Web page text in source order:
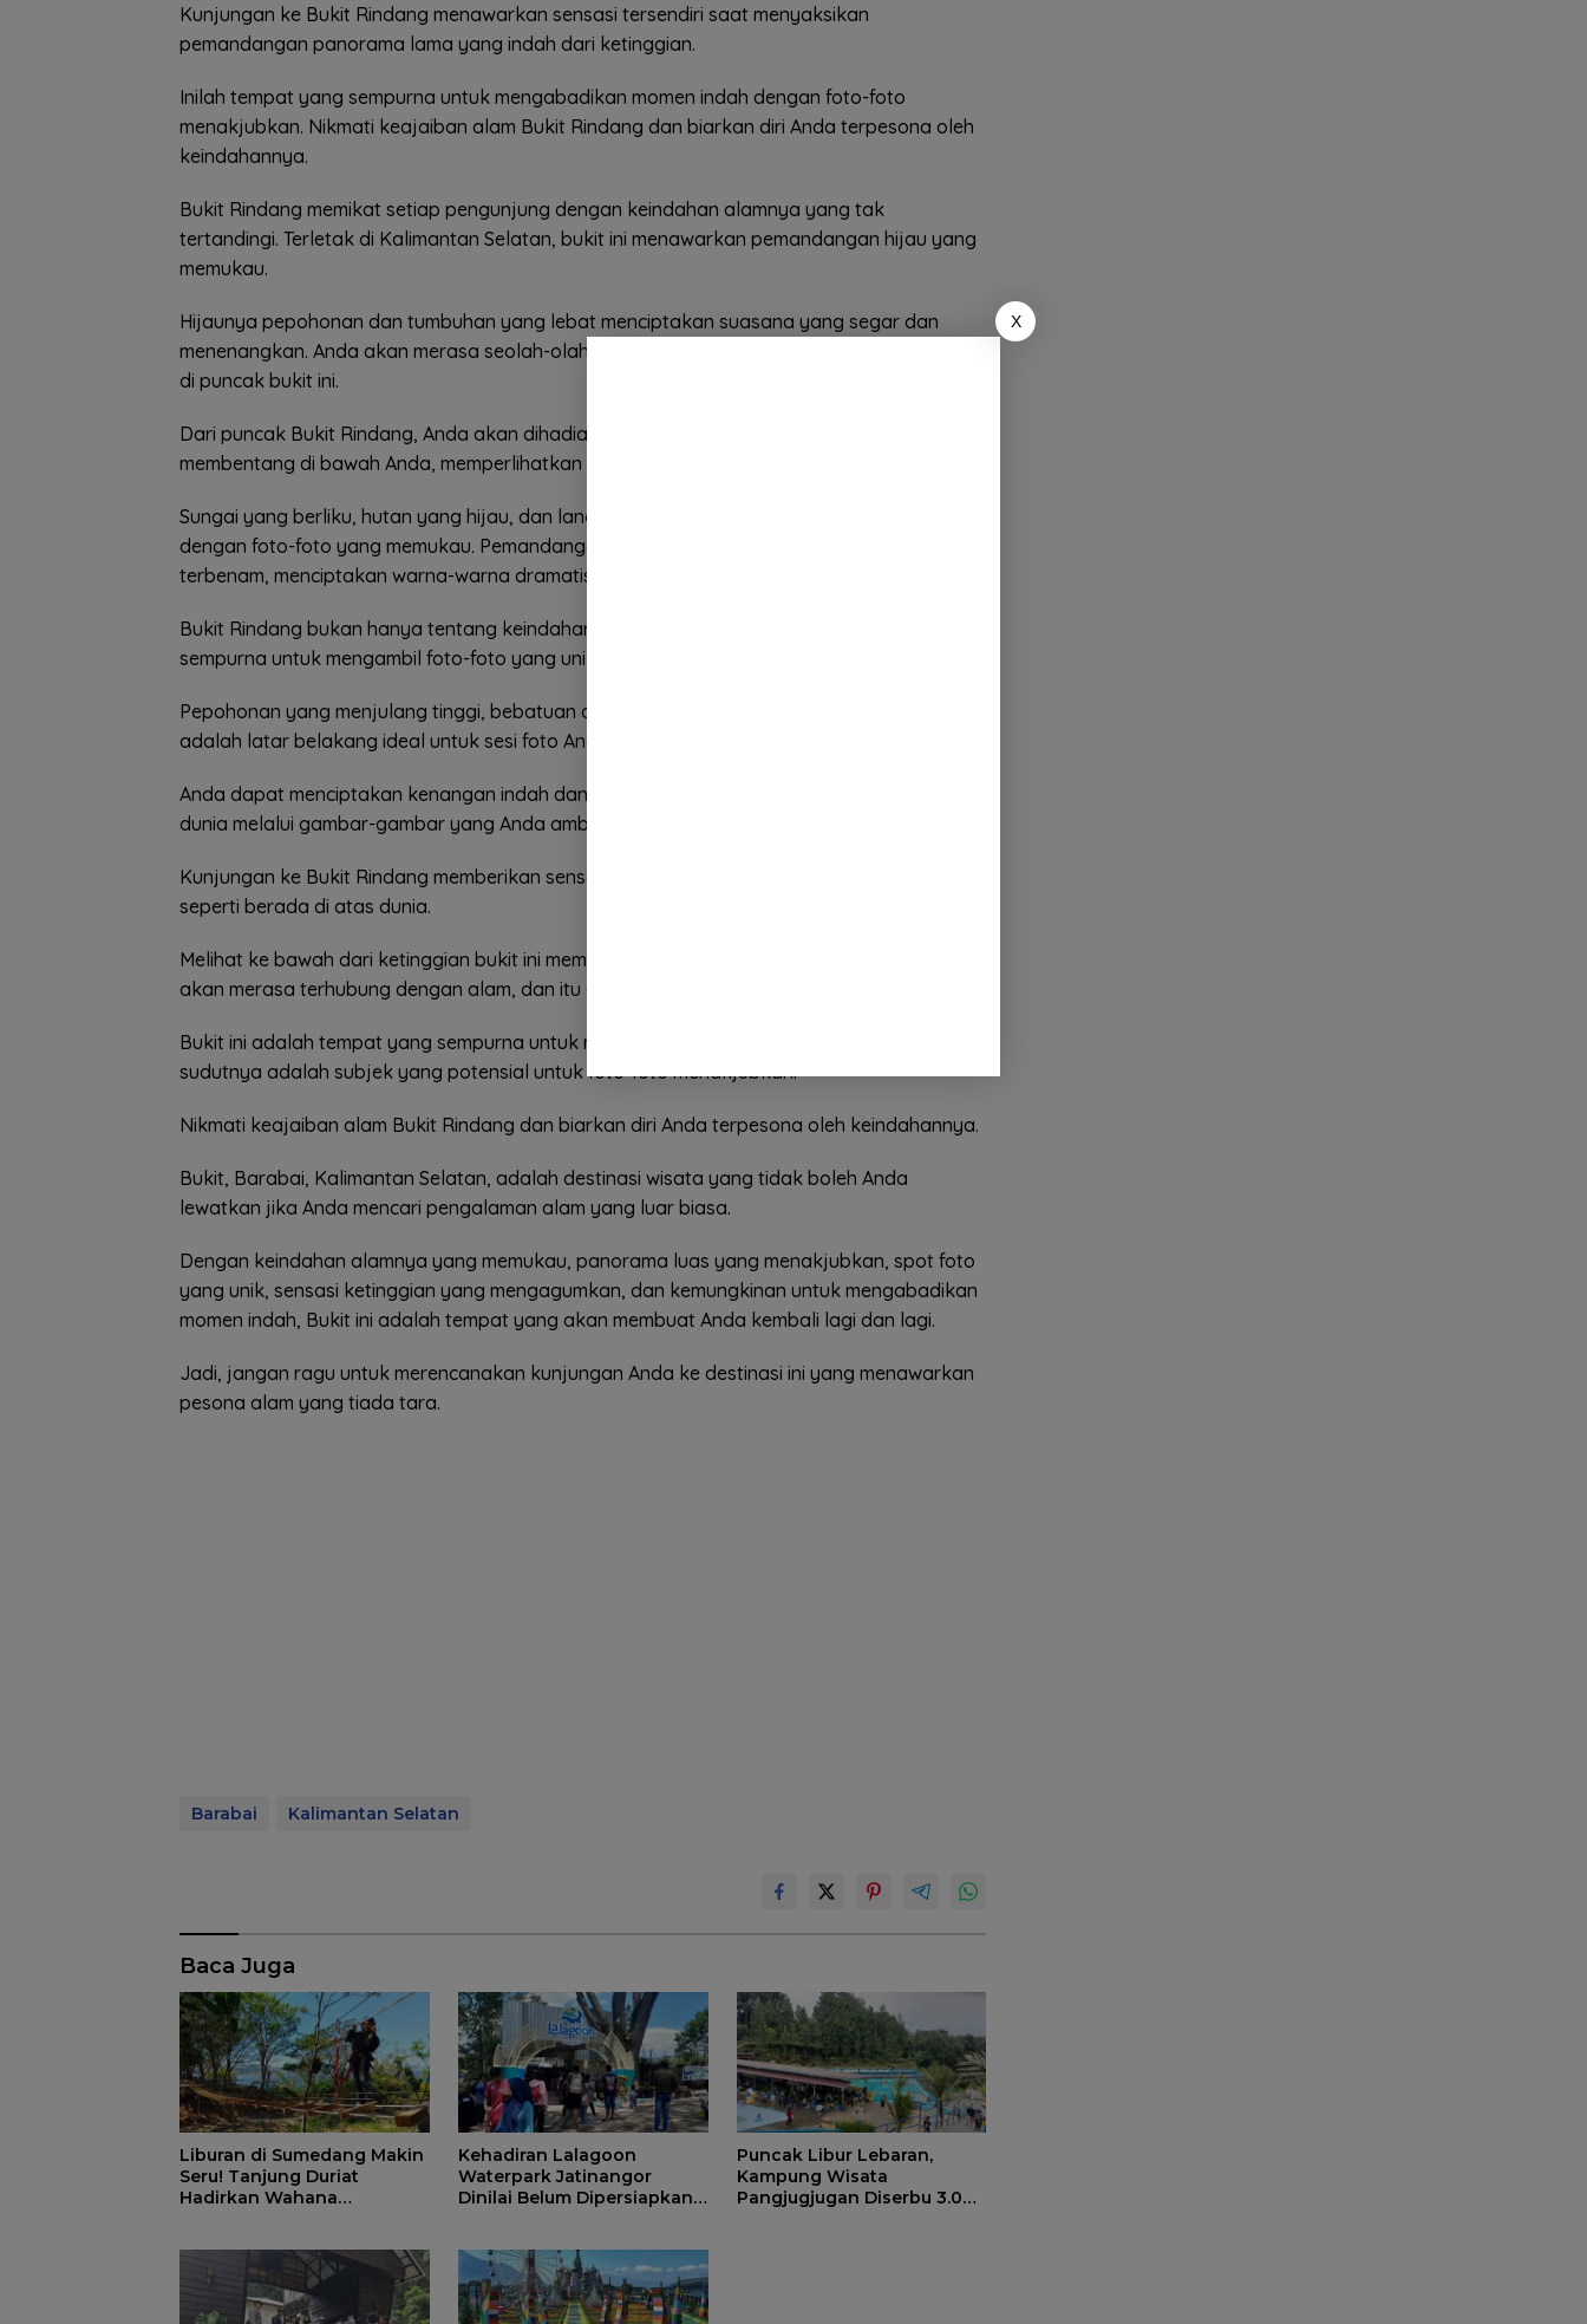
Kunjungan ke Bukit Rindang menawarkan sensasi tersendiri saat menyaksikan
pemandangan panorama lama yang indah dari ketinggian.
Inilah tempat yang sempurna untuk mengabadikan momen indah dengan foto-foto
menakjubkan. Nikmati keajaiban alam Bukit Rindang dan biarkan diri Anda terpesona oleh
keindahannya.
Bukit Rindang memikat setiap pengunjung dengan keindahan alamnya yang tak
tertandingi. Terletak di Kalimantan Selatan, bukit ini menawarkan pemandangan hijau yang
memukau.
Hijaunya pepohonan dan tumbuhan yang lebat menciptakan suasana yang segar dan
menenangkan. Anda akan merasa seolah-olah berada di dunia yang berbeda saat berada
di puncak bukit ini.
Dari puncak Bukit Rindang, Anda akan dihadiahi panorama luar biasa. Pemandangan luas
membentang di bawah Anda, memperlihatkan keindahan alam Kalimantan Selatan.
Sungai yang berliku, hutan yang hijau, dan langit yang biru akan mengisi kamera Anda
dengan foto-foto yang memukau. Pemandangan ini juga sangat indah saat matahari
terbenam, menciptakan warna-warna dramatis yang mempesona.
Bukit Rindang bukan hanya tentang keindahan alam, tetapi juga merupakan tempat yang
sempurna untuk mengambil foto-foto yang unik.
Pepohonan yang menjulang tinggi, bebatuan alami, dan jalan setapak yang menarik
adalah latar belakang ideal untuk sesi foto Anda.
Anda dapat menciptakan kenangan indah dan berbagi keindahan Bukit Rindang dengan
dunia melalui gambar-gambar yang Anda ambil.
Kunjungan ke Bukit Rindang memberikan sensasi tersendiri karena Anda akan merasa
seperti berada di atas dunia.
Melihat ke bawah dari ketinggian bukit ini memberikan perspektif yang mengesankan. Anda
akan merasa terhubung dengan alam, dan itu adalah pengalaman yang tak terlupakan.
Bukit ini adalah tempat yang sempurna untuk mengabadikan momen indah. Setiap
sudutnya adalah subjek yang potensial untuk foto-foto menakjubkan.
Nikmati keajaiban alam Bukit Rindang dan biarkan diri Anda terpesona oleh keindahannya.
Bukit, Barabai, Kalimantan Selatan, adalah destinasi wisata yang tidak boleh Anda
lewatkan jika Anda mencari pengalaman alam yang luar biasa.
Dengan keindahan alamnya yang memukau, panorama luas yang menakjubkan, spot foto
yang unik, sensasi ketinggian yang mengagumkan, dan kemungkinan untuk mengabadikan
momen indah, Bukit ini adalah tempat yang akan membuat Anda kembali lagi dan lagi.
Jadi, jangan ragu untuk merencanakan kunjungan Anda ke destinasi ini yang menawarkan
pesona alam yang tiada tara.
Barabai Kalimantan Selatan
Baca Juga
Liburan di Sumedang Makin
Seru! Tanjung Duriat
Hadirkan Wahana
Kehadiran Lalagoon
Waterpark Jatinangor
Dinilai Belum Dipersiapkan
Puncak Libur Lebaran,
Kampung Wisata
Pangjugjugan Diserbu 3.000
X